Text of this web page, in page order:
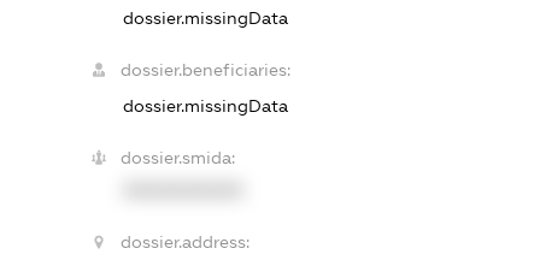
dossier.missingData
dossier.beneficiaries:
dossier.missingData
dossier.smida:
dossier.address: